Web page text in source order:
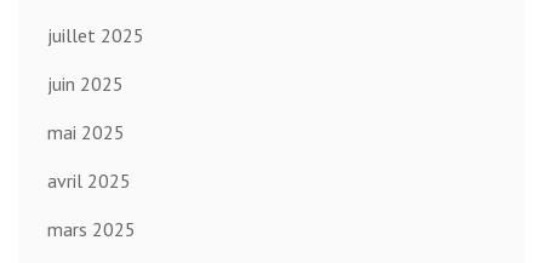
juillet 2025
juin 2025
mai 2025
avril 2025
mars 2025